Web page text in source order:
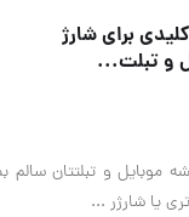
برای شارژ
و تبلت...
موبایل و تبلتتان سالم
یا شارژر ...